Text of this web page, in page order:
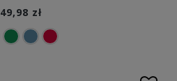
49,98 zł